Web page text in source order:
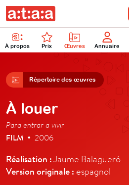
À propos Prix Œuvres Annuaire
Répertoire des œuvres
À louer
Para entrar a vivir
FILM • 2006
Réalisation :Jaume Balagueró
Version originale : espagnol